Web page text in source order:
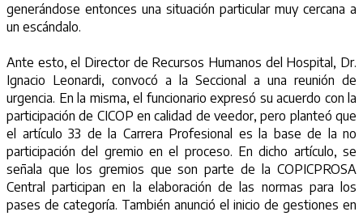
generándose entonces una situación particular muy cercana a
un escándalo.
Ante esto, el Director de Recursos Humanos del Hospital, Dr.
Ignacio Leonardi, convocó a la Seccional a una reunión de
urgencia. En la misma, el funcionario expresó su acuerdo con la
participación de CICOP en calidad de veedor, pero planteó que
el artículo 33 de la Carrera Profesional es la base de la no
participación del gremio en el proceso. En dicho artículo, se
señala que los gremios que son parte de la COPICPROSA
Central participan en la elaboración de las normas para los
pases de categoría. También anunció el inicio de gestiones en